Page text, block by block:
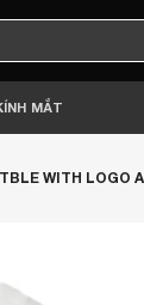
MẮT
WITH LOGO